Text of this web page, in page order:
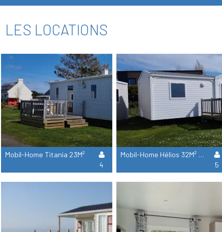
LES LOCATIONS
Mobil-Home Titania 23M²
4
Mobil-Home Hélios 32M² Pmr
5